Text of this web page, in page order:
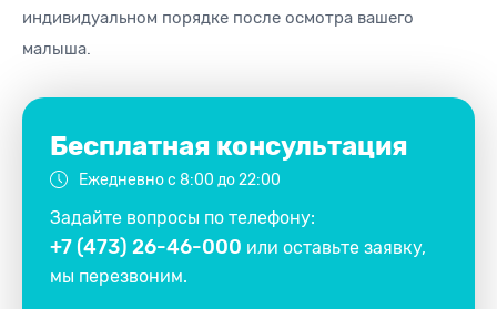
индивидуальном порядке после осмотра вашего
малыша.
Бесплатная консультация
Ежедневно с 8:00 до 22:00
Задайте вопросы по телефону:
+7 (473) 26-46-000 или оставьте заявку,
мы перезвоним.